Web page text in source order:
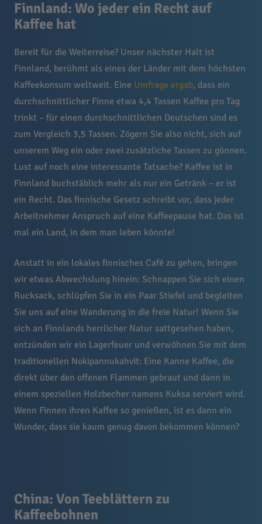
Finnland: Wo jeder ein Recht auf
Kaffee hat
Bereit für die Weiterreise? Unser nächster Halt ist
Finnland, berühmt als eines der Länder mit dem höchsten
Kaffeekonsum weltweit. Eine Umfrage ergab, dass ein
durchschnittlicher Finne etwa 4,4 Tassen Kaffee pro Tag
trinkt – für einen durchschnittlichen Deutschen sind es
zum Vergleich 3,5 Tassen. Zögern Sie also nicht, sich auf
unserem Weg ein oder zwei zusätzliche Tassen zu gönnen.
Lust auf noch eine interessante Tatsache? Kaffee ist in
Finnland buchstäblich mehr als nur ein Getränk – er ist
ein Recht. Das finnische Gesetz schreibt vor, dass jeder
Arbeitnehmer Anspruch auf eine Kaffeepause hat. Das ist
mal ein Land, in dem man leben könnte!
Anstatt in ein lokales finnisches Café zu gehen, bringen
wir etwas Abwechslung hinein: Schnappen Sie sich einen
Rucksack, schlüpfen Sie in ein Paar Stiefel und begleiten
Sie uns auf eine Wanderung in die freie Natur! Wenn Sie
sich an Finnlands herrlicher Natur sattgesehen haben,
entzünden wir ein Lagerfeuer und verwöhnen Sie mit dem
traditionellen Nokipannukahvit: Eine Kanne Kaffee, die
direkt über den offenen Flammen gebraut und dann in
einem speziellen Holzbecher namens Kuksa serviert wird.
Wenn Finnen ihren Kaffee so genießen, ist es dann ein
Wunder, dass sie kaum genug davon bekommen können?
China: Von Teeblättern zu
Kaffeebohnen